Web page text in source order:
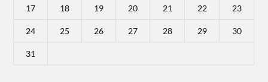
17 18 19 20 21 22 23
24 25 26 27 28 29 30
31